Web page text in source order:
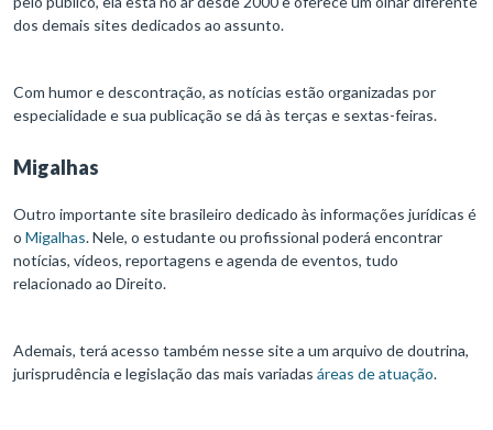
dos demais sites dedicados ao assunto.
Com humor e descontração, as notícias estão organizadas por
especialidade e sua publicação se dá às terças e sextas-feiras.
Migalhas
Outro importante site brasileiro dedicado às informações jurídicas é
o Migalhas. Nele, o estudante ou profissional poderá encontrar
notícias, vídeos, reportagens e agenda de eventos, tudo
relacionado ao Direito.
Ademais, terá acesso também nesse site a um arquivo de doutrina,
jurisprudência e legislação das mais variadas áreas de atuação.